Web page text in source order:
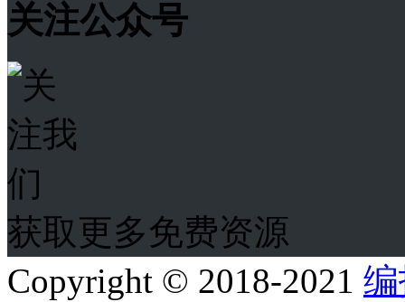
关注公众号
获取更多免费资源
Copyright © 2018-2021